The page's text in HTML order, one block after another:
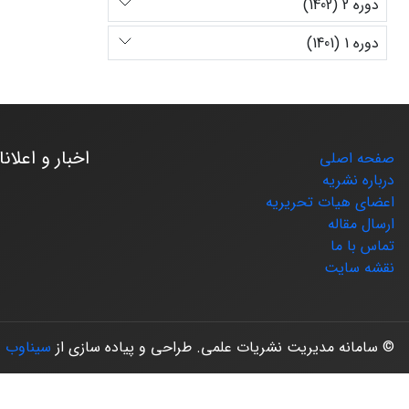
دوره 2 (1402)
دوره 1 (1401)
صفحه اصلی
درباره نشریه
اعضای هیات تحریریه
ارسال مقاله
تماس با ما
نقشه سایت
اخبار و
© سامانه مدیریت نشریات علمی. طراحی و پیاده سازی از سیناوب